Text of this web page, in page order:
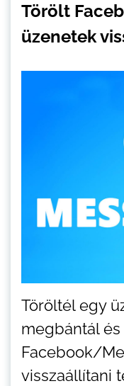
Törölt
üzenetek
Töröltél egy
megbántál
Facebook/
visszaállítani